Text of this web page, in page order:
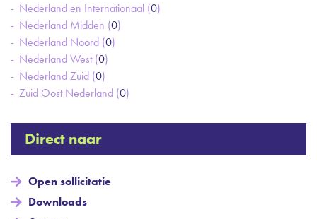
Nederland en Internationaal (0)
Nederland Midden (0)
Nederland Noord (0)
Nederland West (0)
Nederland Zuid (0)
Zuid Oost Nederland (0)
Direct naar
Open sollicitatie
Downloads